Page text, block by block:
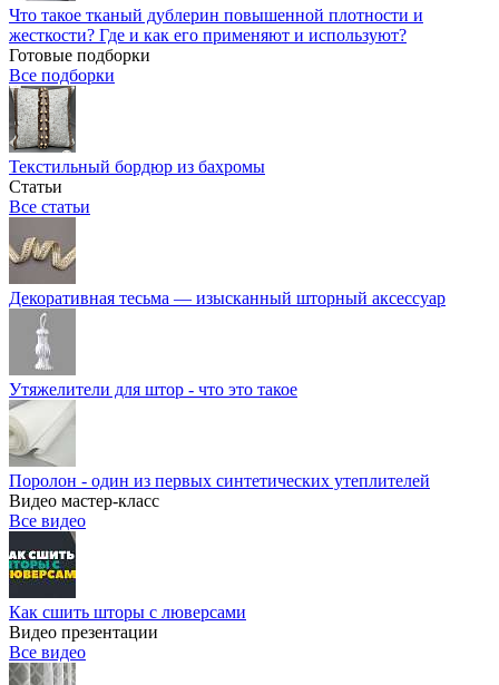
Что такое тканый дублерин повышенной плотности и
жесткости? Где и как его применяют и используют?
Готовые подборки
Все подборки
Текстильный бордюр из бахромы
Статьи
Все статьи
Декоративная тесьма — изысканный шторный аксессуар
Утяжелители для штор - что это такое
Поролон - один из первых синтетических утеплителей
Видео мастер-класс
Все видео
Как сшить шторы с люверсами
Видео презентации
Все видео